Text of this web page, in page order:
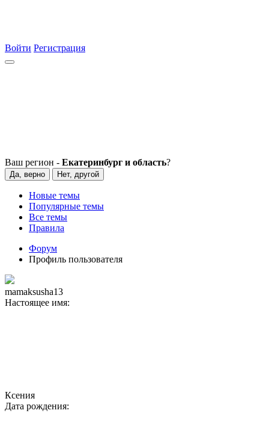
Войти Регистрация
Ваш регион - Екатеринбург и область?
Да, верно Нет, другой
Новые темы
Популярные темы
Все темы
Правила
Форум
Профиль пользователя
mamaksusha13
Настоящее имя:
Ксения
Дата рождения: